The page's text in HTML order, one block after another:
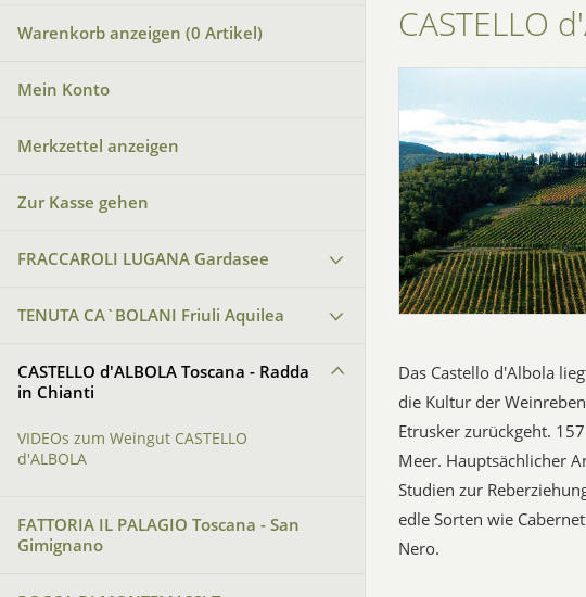
Warenkorb anzeigen (0 Artikel)
Mein Konto
Merkzettel anzeigen
Zur Kasse gehen
FRACCAROLI LUGANA Gardasee
TENUTA CA`BOLANI Friuli Aquilea
CASTELLO d'ALBOLA Toscana - Radda
in Chianti
VIDEOs zum Weingut CASTELLO
d'ALBOLA
FATTORIA IL PALAGIO Toscana - San
Gimignano
CASTELLO
Das Castello d'Albola
die Kultur der
Etrusker zurückgeht.
Meer. Hauptsächlicher
Studien zur
edle Sorten wie
Nero.